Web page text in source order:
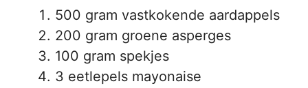
500 gram vastkokende aardappels
200 gram groene asperges
100 gram spekjes
3 eetlepels mayonaise